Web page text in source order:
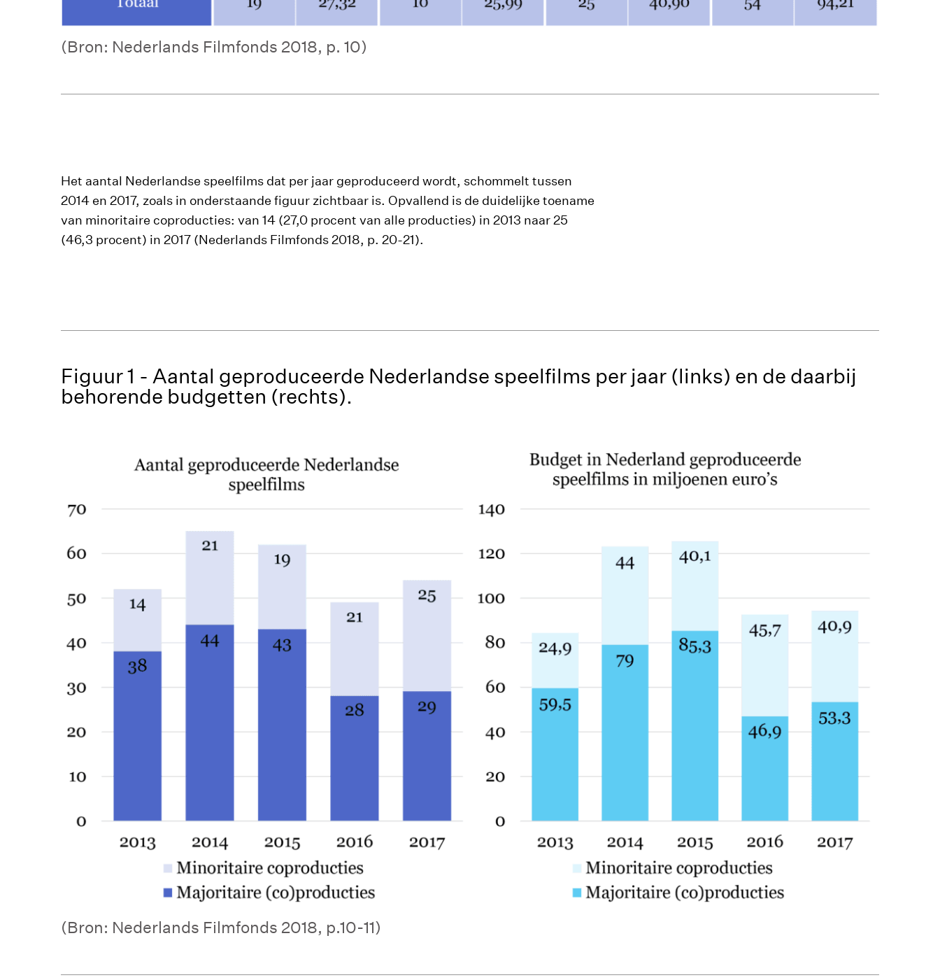
(Bron: Nederlands Filmfonds 2018, p. 10)
Het aantal Nederlandse speelfilms dat per jaar geproduceerd wordt, schommelt tussen
2014 en 2017, zoals in onderstaande figuur zichtbaar is. Opvallend is de duidelijke toename
van minoritaire coproducties: van 14 (27,0 procent van alle producties) in 2013 naar 25
(46,3 procent) in 2017 (Nederlands Filmfonds 2018, p. 20-21).
Figuur 1 - Aantal geproduceerde Nederlandse speelfilms per jaar (links) en de daarbij
behorende budgetten (rechts).
(Bron: Nederlands Filmfonds 2018, p.10-11)